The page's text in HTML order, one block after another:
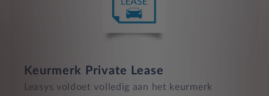
Keurmerk Private Lease
Leasys voldoet volledig aan het keurmerk